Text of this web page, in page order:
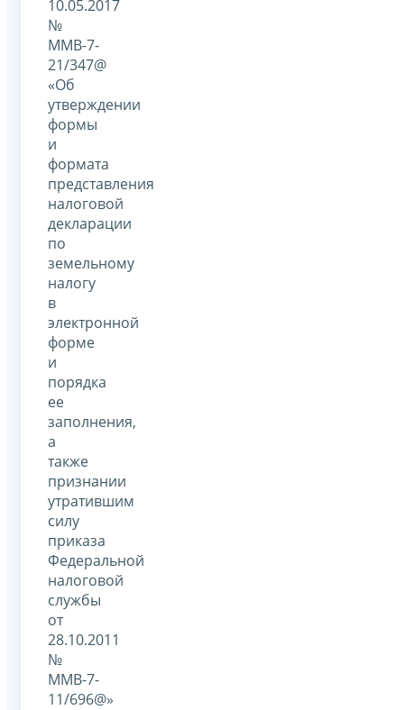
10.05.2017
№
ММВ-7-
21/347@
«Об
утверждении
формы
и
формата
представления
налоговой
декларации
по
земельному
налогу
в
электронной
форме
и
порядка
ее
заполнения,
а
также
признании
утратившим
силу
приказа
Федеральной
налоговой
службы
от
28.10.2011
№
ММВ-7-
11/696@»